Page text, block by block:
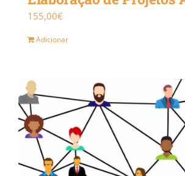
155,00€
Adicionar